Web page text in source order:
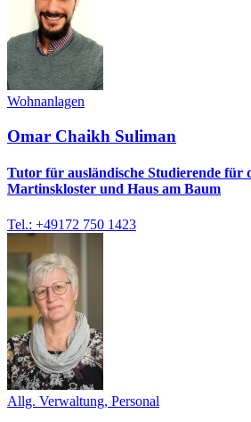
Wohnanlagen
Omar Chaikh Suliman
Tutor für ausländische Studierende für
Martinskloster und Haus am Baum
Tel.: +49172 750 1423
Allg. Verwaltung, Personal